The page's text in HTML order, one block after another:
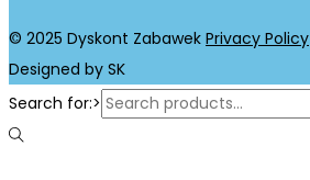
© 2025 Dyskont Zabawek Privacy Policy
Designed by SK
Search for:>